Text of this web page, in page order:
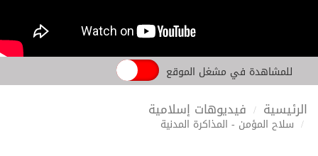
للمشاهدة في مشغل الموقع
الرئيسية فيديوهات إسلامية
سلاح المؤمن - المذاكرة المدنية